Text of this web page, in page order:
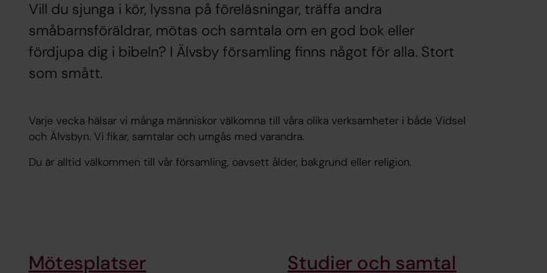
Vill du sjunga i kör, lyssna på föreläsningar, träffa andra
småbarnsföräldrar, mötas och samtala om en god bok eller
fördjupa dig i bibeln? I Älvsby församling finns något för alla. Stort
som smått.
Varje vecka hälsar vi många människor välkomna till våra olika verksamheter i både Vidsel
och Älvsbyn. Vi fikar, samtalar och umgås med varandra.
Du är alltid välkommen till vår församling, oavsett ålder, bakgrund eller religion.
Mötesplatser Studier och samtal